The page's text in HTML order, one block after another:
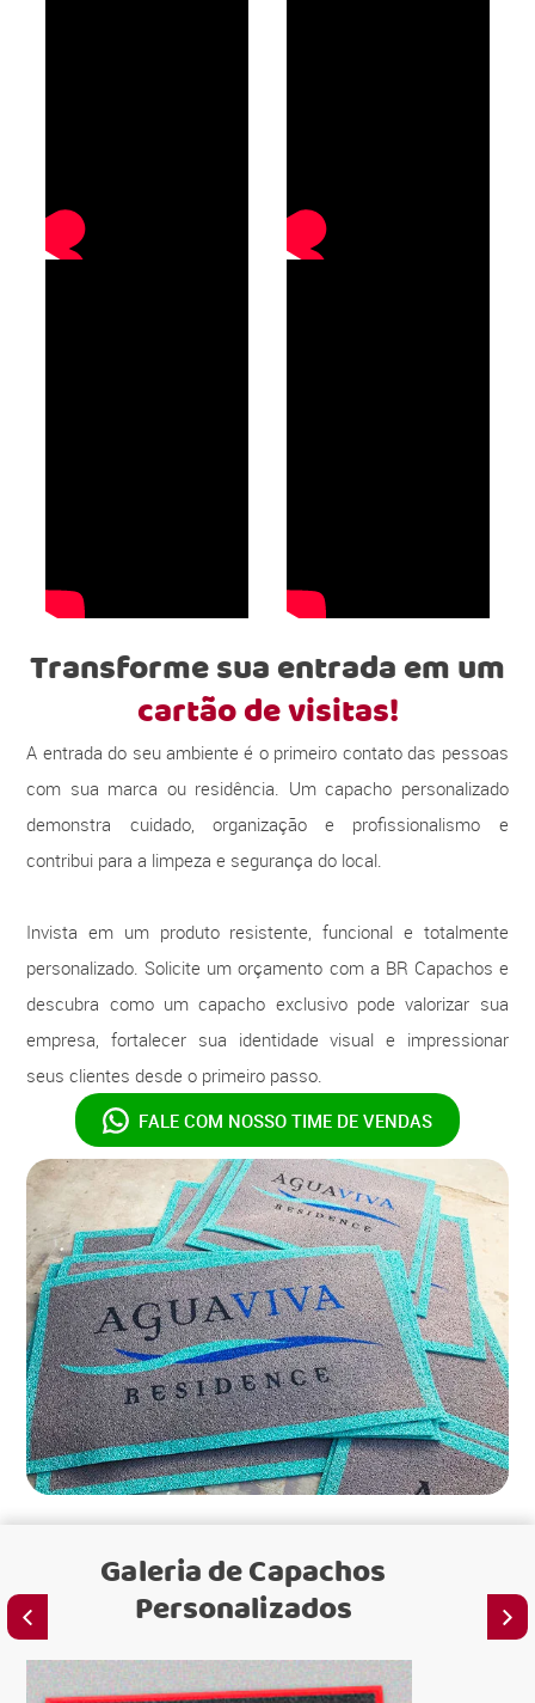
Transforme sua entrada em um
cartão de visitas!
A entrada do seu ambiente é o primeiro contato das pessoas
com sua marca ou residência. Um capacho personalizado
demonstra cuidado, organização e profissionalismo e
contribui para a limpeza e segurança do local.
Invista em um produto resistente, funcional e totalmente
personalizado. Solicite um orçamento com a BR Capachos e
descubra como um capacho exclusivo pode valorizar sua
empresa, fortalecer sua identidade visual e impressionar
seus clientes desde o primeiro passo.
FALE COM NOSSO TIME DE VENDAS
Galeria deCapachos
Personalizados